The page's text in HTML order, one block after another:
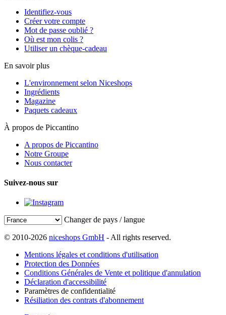
Identifiez-vous
Créer votre compte
Mot de passe oublié ?
Où est mon colis ?
Utiliser un chèque-cadeau
En savoir plus
L'environnement selon Niceshops
Ingrédients
Magazine
Paquets cadeaux
À propos de Piccantino
A propos de Piccantino
Notre Groupe
Nous contacter
Suivez-nous sur
Changer de pays / langue
© 2010-2026 niceshops GmbH - All rights reserved.
Mentions légales et conditions d'utilisation
Protection des Données
Conditions Générales de Vente et politique d'annulation
Déclaration d'accessibilité
Paramètres de confidentialité
Résiliation des contrats d'abonnement